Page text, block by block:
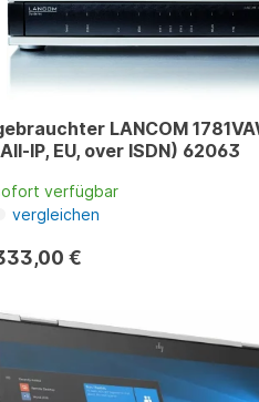
LANCOM
IP, EU, over ISDN) 62063
verfügbar
vergleichen
€